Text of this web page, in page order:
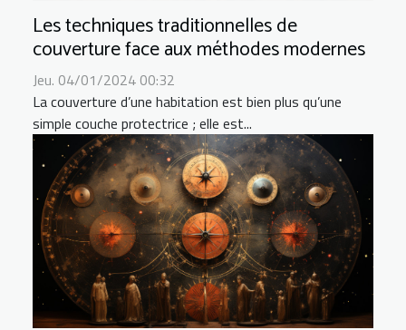
Les techniques traditionnelles de
couverture face aux méthodes modernes
Jeu. 04/01/2024 00:32
La couverture d’une habitation est bien plus qu’une
simple couche protectrice ; elle est...